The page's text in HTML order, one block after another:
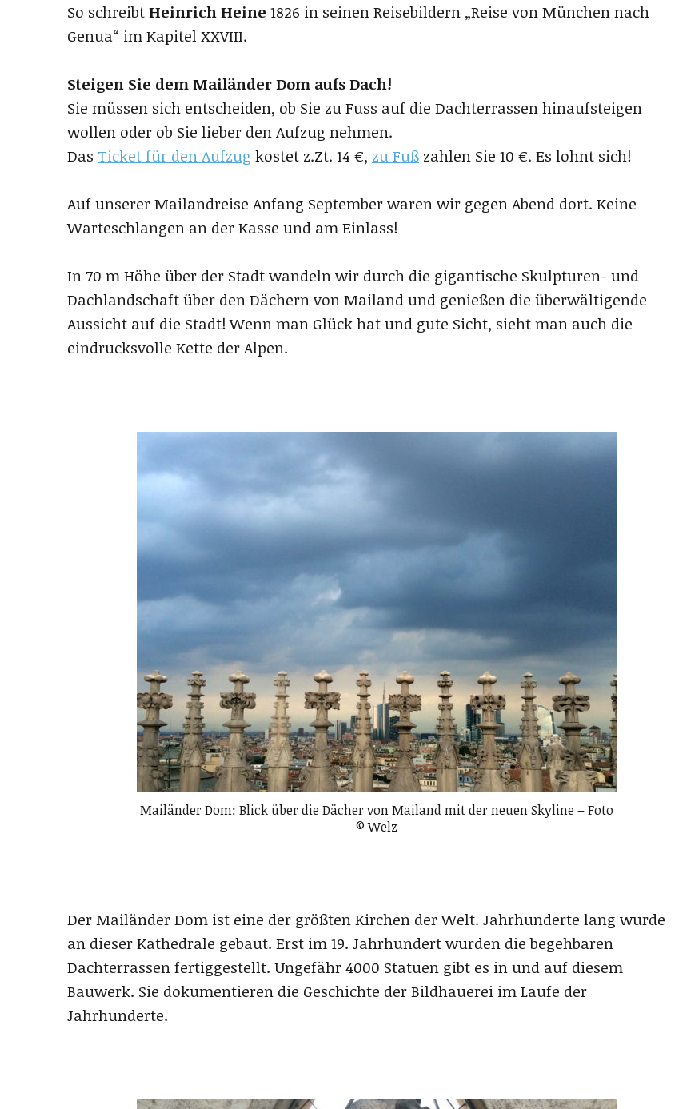
So schreibtHeinrich Heine 1826 in seinen Reisebildern „Reise von München nach
Genua“ im Kapitel XXVIII.
Steigen Sie dem Mailänder Dom aufs Dach!
Sie müssen sich entscheiden, ob Sie zu Fuss auf die Dachterrassen hinaufsteigen
wollen oder ob Sie lieber den Aufzug nehmen.
Das Ticket für den Aufzug kostet z.Zt. 14 €, zu Fuß zahlen Sie 10 €. Es lohnt sich!
Auf unserer Mailandreise Anfang September waren wir gegen Abend dort. Keine
Warteschlangen an der Kasse und am Einlass!
In 70 m Höhe über der Stadt wandeln wir durch die gigantische Skulpturen- und
Dachlandschaft über den Dächern von Mailand und genießen die überwältigende
Aussicht auf die Stadt! Wenn man Glück hat und gute Sicht, sieht man auch die
eindrucksvolle Kette der Alpen.
Mailänder Dom: Blick über die Dächer von Mailand mit der neuen Skyline – Foto
© Welz
Der Mailänder Dom ist eine der größten Kirchen der Welt. Jahrhunderte lang wurde
an dieser Kathedrale gebaut. Erst im 19. Jahrhundert wurden die begehbaren
Dachterrassen fertiggestellt. Ungefähr 4000 Statuen gibt es in und auf diesem
Bauwerk. Sie dokumentieren die Geschichte der Bildhauerei im Laufe der
Jahrhunderte.